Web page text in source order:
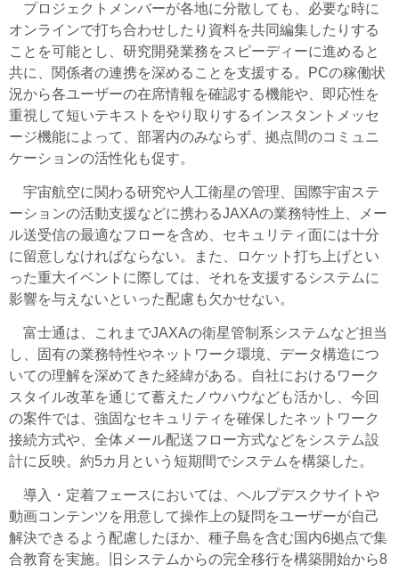
プロジェクトメンバーが各地に分散しても、必要な時に
オンラインで打ち合わせしたり資料を共同編集したりする
ことを可能とし、研究開発業務をスピーディーに進めると
共に、関係者の連携を深めることを支援する。PCの稼働状
況から各ユーザーの在席情報を確認する機能や、即応性を
重視して短いテキストをやり取りするインスタントメッセ
ージ機能によって、部署内のみならず、拠点間のコミュニ
ケーションの活性化も促す。
宇宙航空に関わる研究や人工衛星の管理、国際宇宙ステ
ーションの活動支援などに携わるJAXAの業務特性上、メー
ル送受信の最適なフローを含め、セキュリティ面には十分
に留意しなければならない。また、ロケット打ち上げとい
った重大イベントに際しては、それを支援するシステムに
影響を与えないといった配慮も欠かせない。
富士通は、これまでJAXAの衛星管制系システムなど担当
し、固有の業務特性やネットワーク環境、データ構造につ
いての理解を深めてきた経緯がある。自社におけるワーク
スタイル改革を通じて蓄えたノウハウなども活かし、今回
の案件では、強固なセキュリティを確保したネットワーク
接続方式や、全体メール配送フロー方式などをシステム設
計に反映。約5カ月という短期間でシステムを構築した。
導入・定着フェースにおいては、ヘルプデスクサイトや
動画コンテンツを用意して操作上の疑問をユーザーが自己
解決できるよう配慮したほか、種子島を含む国内6拠点で集
合教育を実施。旧システムからの完全移行を構築開始から8